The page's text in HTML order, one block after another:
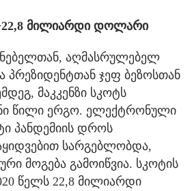
+22,8 მილიარდი დოლარი
აღმასრულებელ
ჯეფ ბეზოსთან
მაკკენზი სკოტს
წილი ერგო. ელექტრონული
პანდემიის დროს
სარგებლობდა,
მოგება გამოიწვია. სკოტის
წელს 22,8 მილიარდი